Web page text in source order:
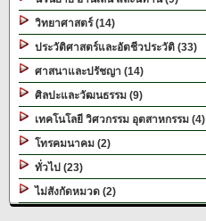
วิทยาศาสตร์ (14)
ประวัติศาสตร์และอัตชีวประวัติ (33)
ศาสนาและปรัชญา (14)
ศิลปะและวัฒนธรรม (9)
เทคโนโลยี วิศวกรรม อุตสาหกรรม (4)
โทรคมนาคม (2)
ทั่วไป (23)
ไม่สังกัดหมวด (2)